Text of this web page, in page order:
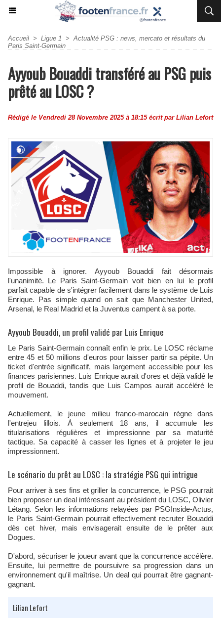
Accueil > Ligue 1 > Actualité PSG : news, mercato et résultats du
Paris Saint-Germain
Ayyoub Bouaddi transféré au PSG puis
prêté au LOSC ?
Rédigé le Vendredi 28 Novembre 2025 à 18:15 écrit par Lilian Lefort
Impossible à ignorer. Ayyoub Bouaddi fait désormais
l'unanimité. Le Paris Saint-Germain voit bien en lui le profil
parfait capable de s'intégrer facilement dans le système de Luis
Enrique. Pas simple quand on sait que Manchester United,
Arsenal, le Real Madrid et la Juventus campent à sa porte.
Ayyoub Bouaddi, un profil validé par Luis Enrique
Le Paris Saint-Germain connaît enfin le prix. Le LOSC réclame
entre 45 et 50 millions d'euros pour laisser partir sa pépite. Un
ticket d'entrée significatif, mais largement accessible pour les
finances parisiennes. Luis Enrique aurait d'ores et déjà validé le
profil de Bouaddi, tandis que Luis Campos aurait accéléré le
mouvement.
Actuellement, le jeune milieu franco-marocain règne dans
l'entrejeu lillois. À seulement 18 ans, il accumule les
titularisations régulières et impressionne par sa maturité
tactique. Sa capacité à casser les lignes et à projeter le jeu
impressionnent.
Le scénario du prêt au LOSC : la stratégie PSG qui intrigue
Pour arriver à ses fins et griller la concurrence, le PSG pourrait
bien proposer un deal intéressant au président du LOSC, Olivier
Létang. Selon les informations relayées par PSGInside-Actus,
le Paris Saint-Germain pourrait effectivement recruter Bouaddi
dès cet hiver, mais envisagerait ensuite de le prêter aux
Dogues.
D'abord, sécuriser le joueur avant que la concurrence accélère.
Ensuite, lui permettre de poursuivre sa progression dans un
environnement qu'il maîtrise. Un deal qui pourrait être gagnant-
gagnant.
Lilian Lefort